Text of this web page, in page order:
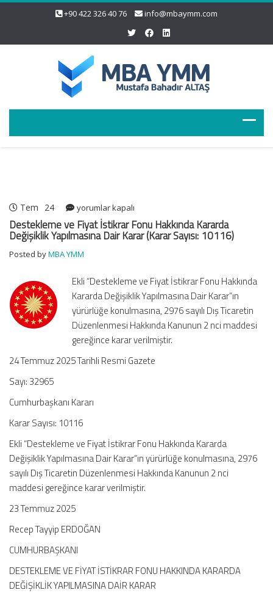
+90 422 326 40 76 info@mbaymm.com
Tem 24
Destekleme
ve
Fiyat
Fonu
Kararda
Değişiklik
Yapılmasına
Dair
Karar
(Karar
Sayısı:
yorumlar kapalı
Destekleme ve Fiyat İstikrar Fonu Hakkında Kararda
Değişiklik Yapılmasına Dair Karar (Karar Sayısı: 10116)
Posted byMBA YMM
Ekli “Destekleme ve Fiyat İstikrar Fonu Hakkında
Kararda Değişiklik Yapılmasına Dair Karar”ın
yürürlüğe konulmasına, 2976 sayılı Dış Ticaretin
Düzenlenmesi Hakkında Kanunun 2 nci maddesi
gereğince karar verilmiştir.
24 Temmuz 2025 Tarihli Resmi Gazete
Sayı: 32965
Cumhurbaşkanı Kararı
Karar Sayısı: 10116
Ekli “Destekleme ve Fiyat İstikrar Fonu Hakkında Kararda
Değişiklik Yapılmasına Dair Karar”ın yürürlüğe konulmasına, 2976
sayılı Dış Ticaretin Düzenlenmesi Hakkında Kanunun 2 nci
maddesi gereğince karar verilmiştir.
23 Temmuz 2025
Recep Tayyip ERDOĞAN
CUMHURBAŞKANI
DESTEKLEME VE FİYAT İSTİKRAR FONU HAKKINDA KARARDA
DEĞİŞİKLİK YAPILMASINA DAİR KARAR